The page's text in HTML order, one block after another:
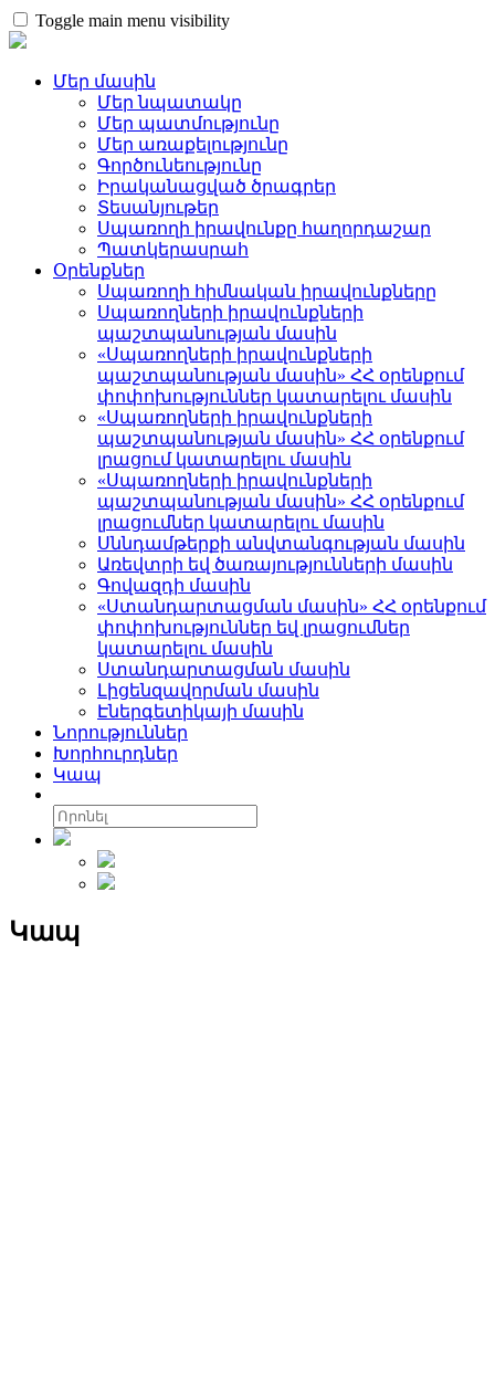
Toggle main menu visibility
Մեր մասին
Մեր նպատակը
Մեր պատմությունը
Մեր առաքելությունը
Գործունեությունը
Իրականացված ծրագրեր
Տեսանյութեր
Սպառողի իրավունքը հաղորդաշար
Պատկերասրահ
Օրենքներ
Սպառողի հիմնական իրավունքները
Սպառողների իրավունքների
պաշտպանության մասին
«Սպառողների իրավունքների
պաշտպանության մասին» ՀՀ օրենքում
փոփոխություններ կատարելու մասին
«Սպառողների իրավունքների
պաշտպանության մասին» ՀՀ օրենքում
լրացում կատարելու մասին
«Սպառողների իրավունքների
պաշտպանության մասին» ՀՀ օրենքում
լրացումներ կատարելու մասին
Սննդամթերքի անվտանգության մասին
Առեվտրի եվ ծառայությունների մասին
Գովազդի մասին
«Ստանդարտացման մասին» ՀՀ օրենքում
փոփոխություններ եվ լրացումներ
կատարելու մասին
Ստանդարտացման մասին
Լիցենզավորման մասին
Էներգետիկայի մասին
Նորություններ
Խորհուրդներ
Կապ
Կապ